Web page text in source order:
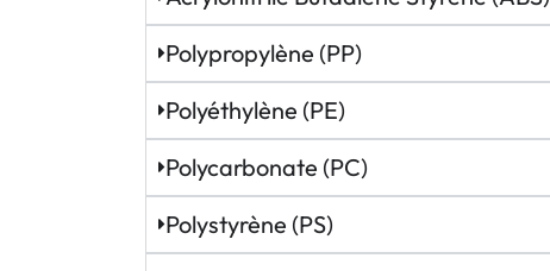
Polypropylène (PP)
Polyéthylène (PE)
Polycarbonate (PC)
Polystyrène (PS)